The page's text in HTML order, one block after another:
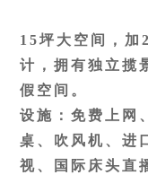
15坪大空间，加
计，拥有独立揽
假空间。
设施：免费上网
桌、吹风机、进
视、国际床头